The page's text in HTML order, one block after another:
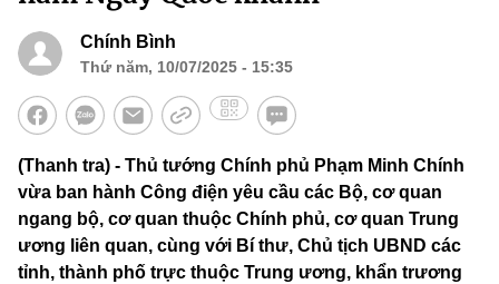
Chính Bình
Thứ năm, 10/07/2025 - 15:35
(Thanh tra) - Thủ tướng Chính phủ Phạm Minh Chính
vừa ban hành Công điện yêu cầu các Bộ, cơ quan
ngang bộ, cơ quan thuộc Chính phủ, cơ quan Trung
ương liên quan, cùng với Bí thư, Chủ tịch UBND các
tỉnh, thành phố trực thuộc Trung ương, khẩn trương